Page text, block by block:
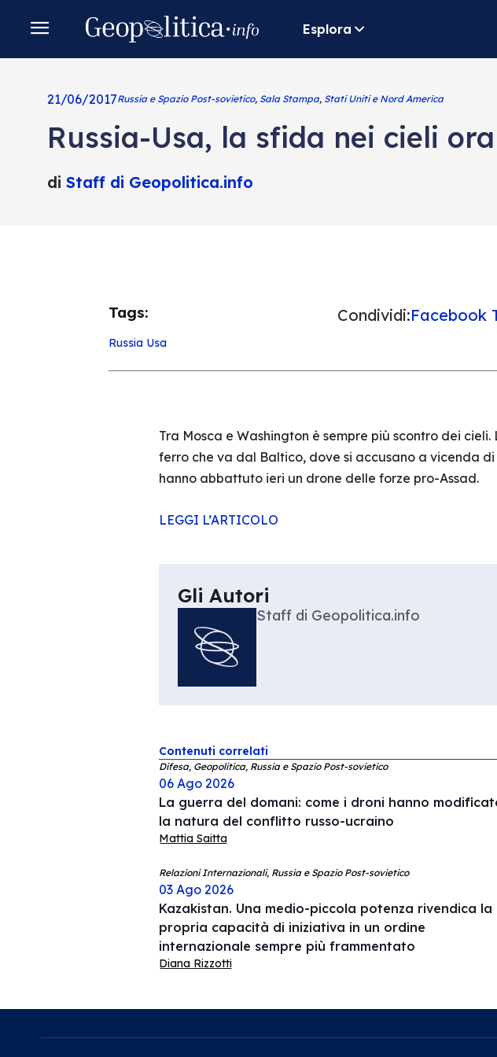
Esplora
21/06/2017Russia e Spazio Post-sovietico, Sala Stampa, Stati Uniti e Nord America
Russia-Usa, la sfida nei cieli
di Staff di Geopolitica.info
Tags:
Russia Usa
Condividi:Facebook
Tra Mosca e Washington è sempre più scontro dei
ferro che va dal Baltico, dove si accusano a vicenda
hanno abbattuto ieri un drone delle forze pro-Assad.
LEGGI L’ARTICOLO
Gli Autori
Staff di Geopolitica.info
Contenuti correlati
Difesa, Geopolitica, Russia e Spazio Post-sovietico
06 Ago 2026
La guerra del domani: come i droni hanno
la natura del conflitto russo-ucraino
Mattia Saitta
Relazioni Internazionali, Russia e Spazio Post-sovietico
03 Ago 2026
Kazakistan. Una medio-piccola potenza rivendica la
propria capacità di iniziativa in un ordine
internazionale sempre più frammentato
Diana Rizzotti